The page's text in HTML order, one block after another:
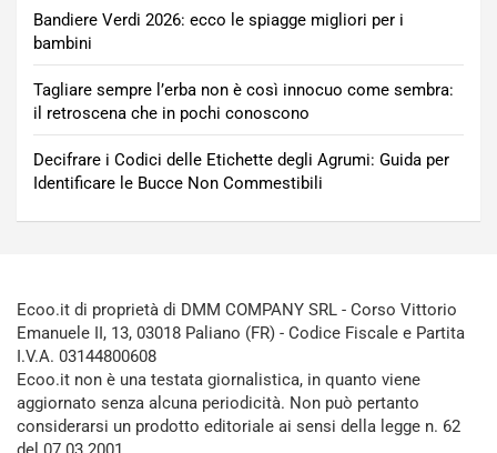
Bandiere Verdi 2026: ecco le spiagge migliori per i
bambini
Tagliare sempre l’erba non è così innocuo come sembra:
il retroscena che in pochi conoscono
Decifrare i Codici delle Etichette degli Agrumi: Guida per
Identificare le Bucce Non Commestibili
Ecoo.it di proprietà di DMM COMPANY SRL - Corso Vittorio
Emanuele II, 13, 03018 Paliano (FR) - Codice Fiscale e Partita
I.V.A. 03144800608
Ecoo.it non è una testata giornalistica, in quanto viene
aggiornato senza alcuna periodicità. Non può pertanto
considerarsi un prodotto editoriale ai sensi della legge n. 62